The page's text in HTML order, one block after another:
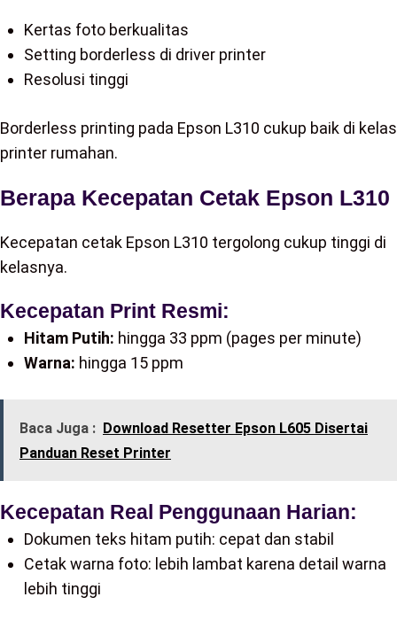
Kertas foto berkualitas
Setting borderless di driver printer
Resolusi tinggi
Borderless printing pada Epson L310 cukup baik di kelas
printer rumahan.
Berapa Kecepatan Cetak Epson L310
Kecepatan cetak Epson L310 tergolong cukup tinggi di
kelasnya.
Kecepatan Print Resmi:
Hitam Putih: hingga 33 ppm (pages per minute)
Warna: hingga 15 ppm
Baca Juga : Download Resetter Epson L605 Disertai
Panduan Reset Printer
Kecepatan Real Penggunaan Harian:
Dokumen teks hitam putih: cepat dan stabil
Cetak warna foto: lebih lambat karena detail warna
lebih tinggi